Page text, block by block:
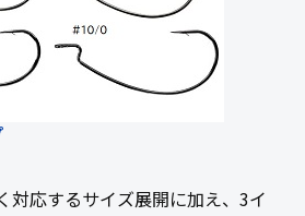
対応するサイズ展開に加え、3イ